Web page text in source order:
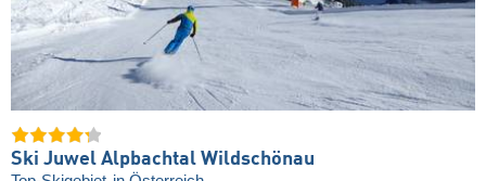
Ski Juwel Alpbachtal Wildschönau